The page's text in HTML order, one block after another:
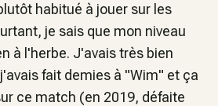
habitué à jouer sur les
je sais que mon niveau
à l'herbe. J'avais très bien
fait demies à "Wim" et ça
ce match (en 2019, défaite